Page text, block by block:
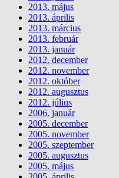
2013. május
2013. április
2013. március
2013. február
2013. január
2012. december
2012. november
2012. október
2012. augusztus
2012. július
2006. január
2005. december
2005. november
2005. szeptember
2005. augusztus
2005. május